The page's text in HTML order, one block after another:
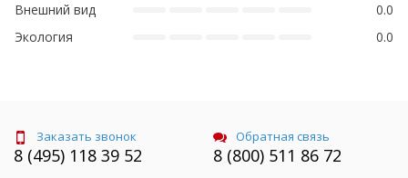
Внешний вид
0.0
Экология
0.0
Заказать звонок
8 (495) 118 39 52
Обратная связь
8 (800) 511 86 72